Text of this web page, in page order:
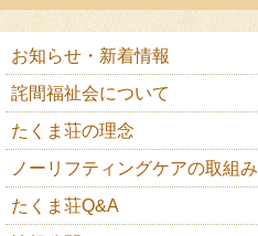
サブメニュー
お知らせ・新着情報
詫間福祉会について
たくま荘の理念
ノーリフティングケアの取組み
たくま荘Q&A